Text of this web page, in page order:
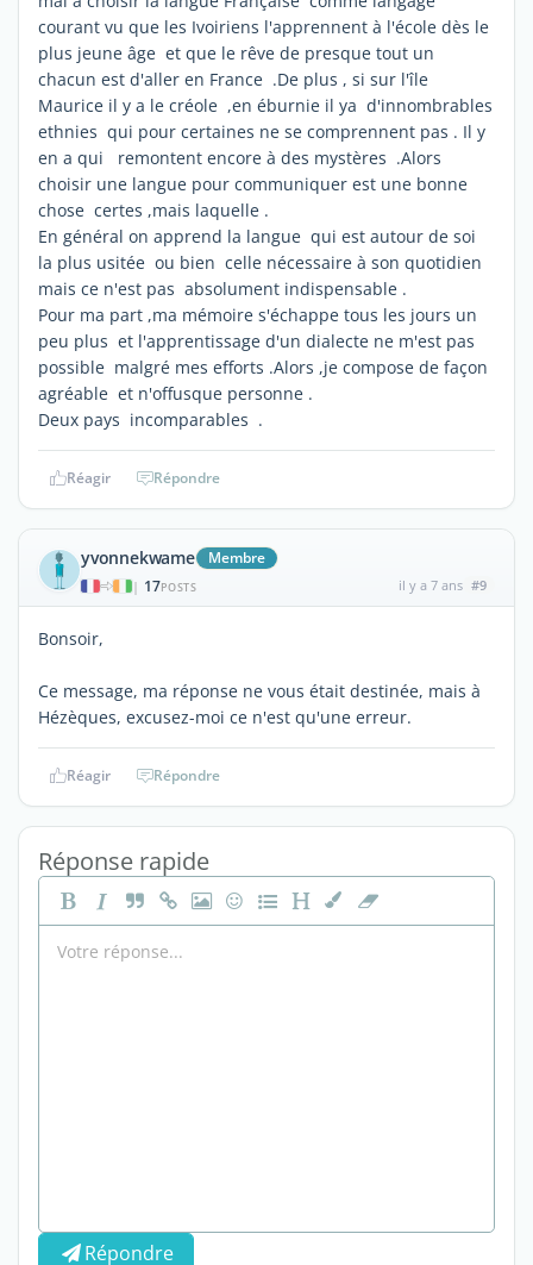
courant vu que les Ivoiriens l'apprennent à l'école dès le
plus jeune âge et que le rêve de presque tout un
chacun est d'aller en France .De plus , si sur l'île
Maurice il y a le créole ,en éburnie il ya d'innombrables
ethnies qui pour certaines ne se comprennent pas . Il y
en a qui remontent encore à des mystères .Alors
choisir une langue pour communiquer est une bonne
chose certes ,mais laquelle .
En général on apprend la langue qui est autour de soi
la plus usitée ou bien celle nécessaire à son quotidien
mais ce n'est pas absolument indispensable .
Pour ma part ,ma mémoire s'échappe tous les jours un
peu plus et l'apprentissage d'un dialecte ne m'est pas
possible malgré mes efforts .Alors ,je compose de façon
agréable et n'offusque personne .
Deux pays incomparables .
Réagir Répondre
yvonnekwame Membre
| 17POSTS il y a 7 ans #9
Bonsoir,
Ce message, ma réponse ne vous était destinée, mais à
Hézèques, excusez-moi ce n'est qu'une erreur.
Réagir Répondre
Réponse rapide
Répondre